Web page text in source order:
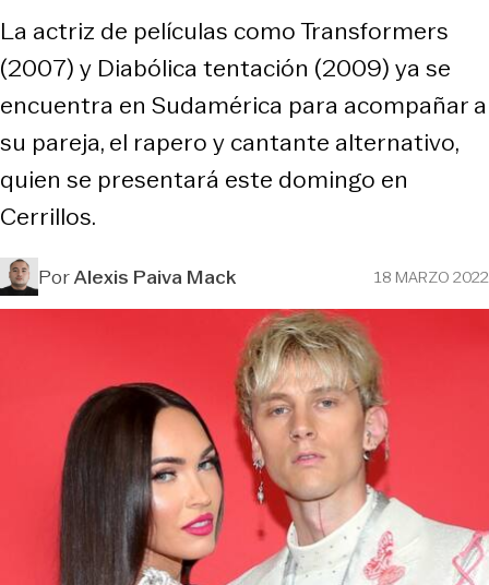
La actriz de películas como Transformers
(2007) y Diabólica tentación (2009) ya se
encuentra en Sudamérica para acompañar a
su pareja, el rapero y cantante alternativo,
quien se presentará este domingo en
Cerrillos.
PorAlexis Paiva Mack 18 MARZO 2022